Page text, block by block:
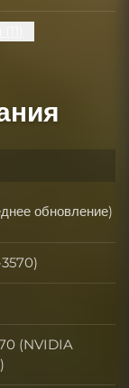
обновление)
(NVIDIA